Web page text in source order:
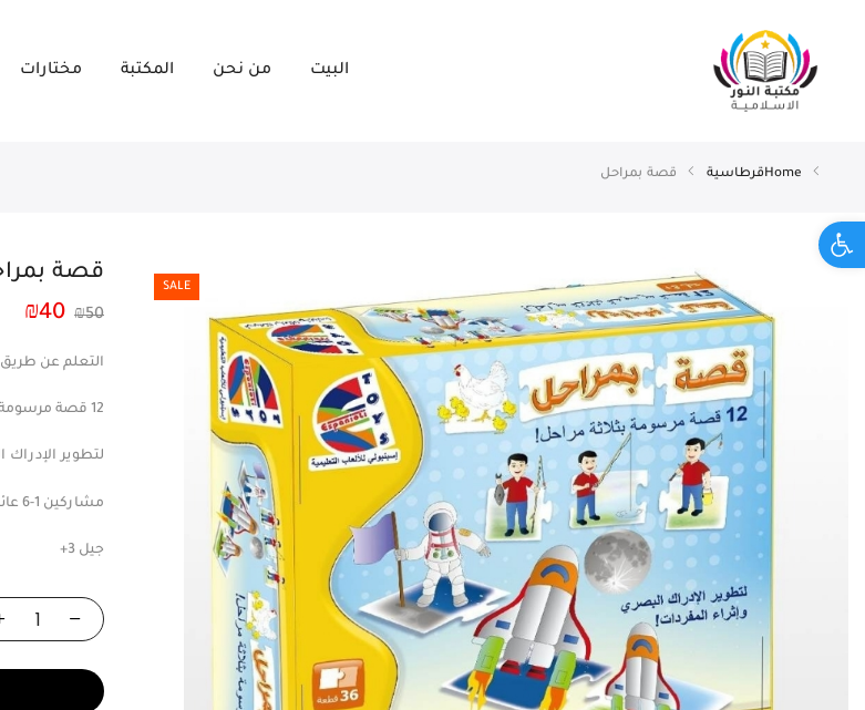
Open toolbar
البيت من نحن المكتبة مختارات
Homeقرطاسية قصة بمراحل
SALE
قصة
₪50
₪40
التعلم عن طريق
12 قصة مرسومة بثلاثة مراحل
لتطوير الإدراك
مشاركين 1-6 عائلية
جيل 3+